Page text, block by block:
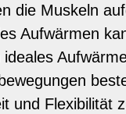
die Muskeln
Aufwärmen
und Flexibilität